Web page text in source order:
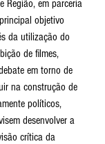
Região, em parceria
objetivo
da utilização do
de filmes,
em torno de
na construção de
políticos,
desenvolver a
crítica da